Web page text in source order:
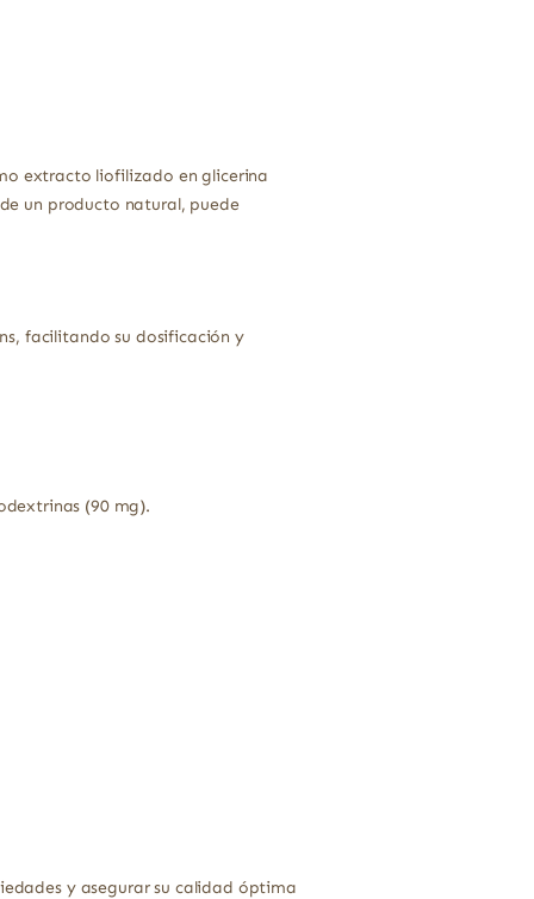
extracto liofilizado en glicerina
un producto natural, puede
facilitando su dosificación y
(90 mg).
y asegurar su calidad óptima